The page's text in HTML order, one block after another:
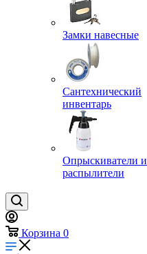
Замки навесные
Сантехнический
инвентарь
Опрыскиватели и
распылители
Корзина 0